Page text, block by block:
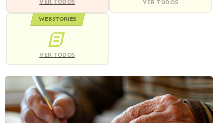
VER TODOS VER TODOS
WEBSTORIES
VER TODOS